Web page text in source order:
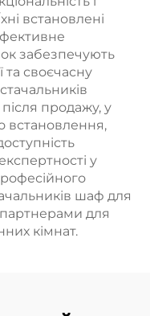
встановлені
забезпечують
та своєчасну
продажу, у
встановлення,
у
шаф для
для
кімнат.